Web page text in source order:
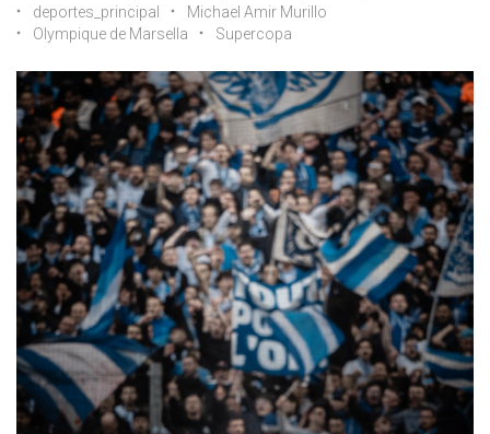
deportes_principal
Michael Amir Murillo
Olympique de Marsella
Supercopa